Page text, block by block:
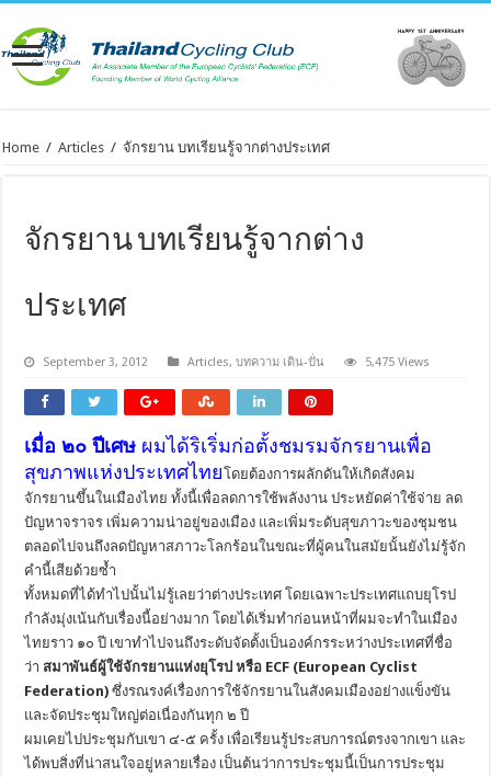
Home / Articles / จักรยาน บทเรียนรู้จากต่างประเทศ
จักรยาน บทเรียนรู้จากต่าง
ประเทศ
September 3, 2012 Articles,บทความ เดิน-ปั่น 5,475 Views
เมื่อ ๒๐ ปีเศษ ผมได้ริเริ่มก่อตั้งชมรมจักรยานเพื่อ
สุขภาพแห่งประเทศไทยโดยต้องการผลักดันให้เกิดสังคม
จักรยานขึ้นในเมืองไทย ทั้งนี้เพื่อลดการใช้พลังงาน ประหยัดค่าใช้จ่าย ลด
ปัญหาจราจร เพิ่มความน่าอยู่ของเมือง และเพิ่มระดับสุขภาวะของชุมชน
ตลอดไปจนถึงลดปัญหาสภาวะโลกร้อนในขณะที่ผู้คนในสมัยนั้นยังไม่รู้จัก
คำนี้เสียด้วยซ้ำ
ทั้งหมดที่ได้ทำไปนั้นไม่รู้เลยว่าต่างประเทศ โดยเฉพาะประเทศแถบยุโรป
กำลังมุ่งเน้นกับเรื่องนี้อย่างมาก โดยได้เริ่มทำก่อนหน้าที่ผมจะทำในเมือง
ไทยราว ๑๐ ปี เขาทำไปจนถึงระดับจัดตั้งเป็นองค์กรระหว่างประเทศที่ชื่อ
ว่าสมาพันธ์ผู้ใช้จักรยานแห่งยุโรป หรือ ECF (European Cyclist
Federation) ซึ่งรณรงค์เรื่องการใช้จักรยานในสังคมเมืองอย่างแข็งขัน
และจัดประชุมใหญ่ต่อเนื่องกันทุก ๒ ปี
ผมเคยไปประชุมกับเขา ๔-๕ ครั้ง เพื่อเรียนรู้ประสบการณ์ตรงจากเขา และ
ได้พบสิ่งที่น่าสนใจอยู่หลายเรื่อง เป็นต้นว่าการประชุมนี้เป็นการประชุม